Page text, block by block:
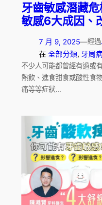
牙齒敏感潛藏
敏感6大成因、
7 月 9, 2025—經過
在 全部分類, 牙周
不少人可能都曾經有過或
熱飲、進食甜食或酸性食
痛等等症狀…